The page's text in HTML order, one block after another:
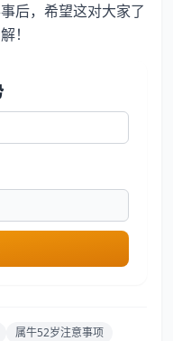
后，希望这对大家了
！
属牛52岁注意事项